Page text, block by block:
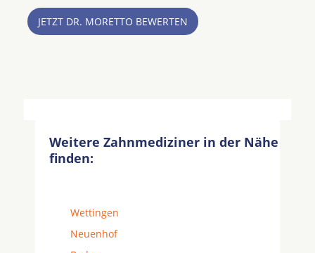
JETZT DR. MORETTO BEWERTEN
Weitere Zahnmediziner in der Nähe
finden:
Wettingen
Neuenhof